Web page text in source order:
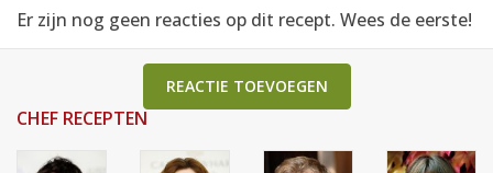
Er zijn nog geen reacties op dit recept. Wees de eerste!
REACTIE TOEVOEGEN
CHEF RECEPTEN